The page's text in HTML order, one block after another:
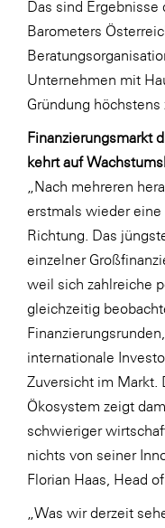
WKS
WKS
WK UBIT
Zühlke
Media
Das sind Ergebnisse
Barometers
Unternehmen mit
Gründung höchstens
Finanzierungsmarkt
kehrt auf
„Nach mehreren
erstmals wieder
Richtung. Das
einzelner
weil sich zahlreiche
gleichzeitig
internationale
Zuversicht im Markt.
Ökosystem zeigt
schwieriger
nichts von seiner
Florian Haas, Head
„Was wir derzeit